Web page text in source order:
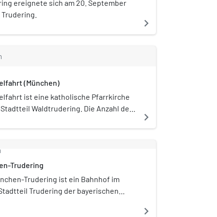
ereignete sich am 20. September
navigate_next
(München)
ist eine katholische Pfarrkirche
Waldtrudering. Die Anzahl der
navigate_next
Trudering
Trudering ist ein Bahnhof im
Trudering der bayerischen
navigate_next